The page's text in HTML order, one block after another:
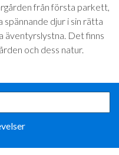
från första parkett,
spännande djur i sin rätta
äventyrslystna. Det finns
och dess natur.